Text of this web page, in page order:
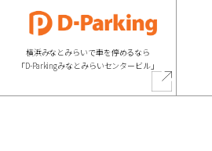
横浜みなとみらいで車を停めるなら
「D-Parkingみなとみらいセンタービル」